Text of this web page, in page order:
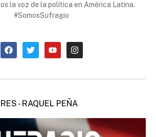
la voz de la política en América Latina.
#SomosSufragio
- RAQUEL PEÑA